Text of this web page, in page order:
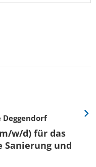
Deggendorf
w/d) für das
Sanierung und
Eine